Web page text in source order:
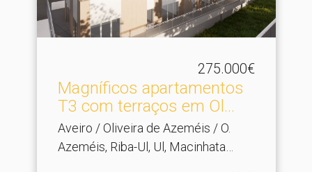
275.000€
Magníficos apartamentos
T3 com terraços em Ol.​..
Aveiro / Oliveira de Azeméis / O.
Azeméis, Riba-Ul, Ul, Macinhata